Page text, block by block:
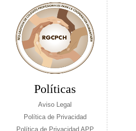
Políticas
Aviso Legal
Política de Privacidad
Política de Privacidad APP